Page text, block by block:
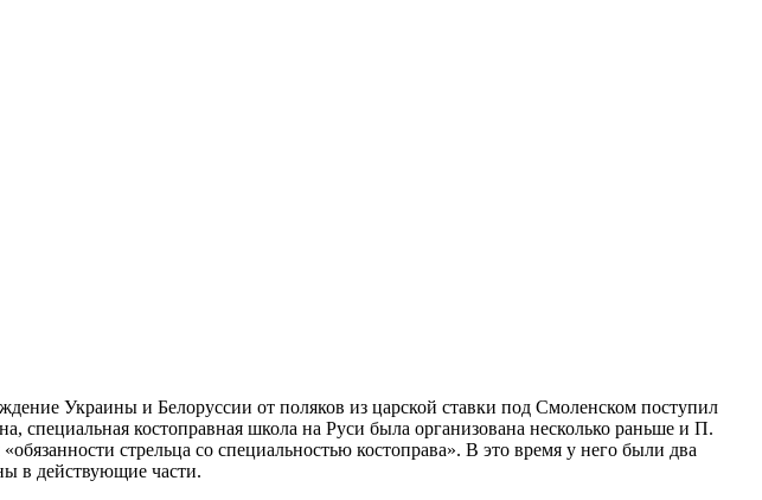
Украины и Белоруссии от поляков из царской ставки под Смоленском поступил
костоправная школа на Руси была организована несколько раньше и П.
стрельца со специальностью костоправа». В это время у него были два
в действующие части.